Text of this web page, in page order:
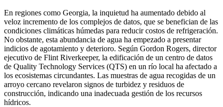
En regiones como Georgia, la inquietud ha aumentado debido al
veloz incremento de los complejos de datos, que se benefician de las
condiciones climáticas húmedas para reducir costos de refrigeración.
No obstante, esta abundancia de agua ha empezado a presentar
indicios de agotamiento y deterioro. Según Gordon Rogers, director
ejecutivo de Flint Riverkeeper, la edificación de un centro de datos
de Quality Technology Services (QTS) en un río local ha afectado a
los ecosistemas circundantes. Las muestras de agua recogidas de un
arroyo cercano revelaron signos de turbidez y residuos de
construcción, indicando una inadecuada gestión de los recursos
hídricos.